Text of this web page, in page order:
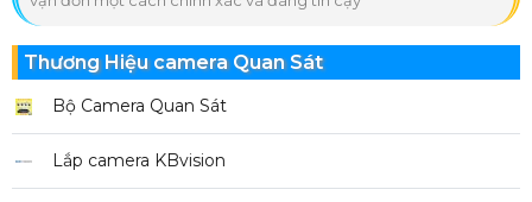
Thương Hiệu camera Quan Sát
Bộ Camera Quan Sát
Lắp camera KBvision